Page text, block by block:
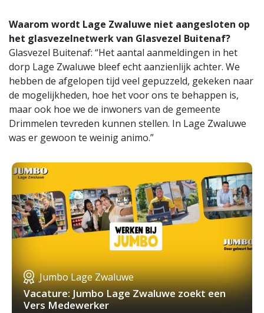
Waarom wordt Lage Zwaluwe niet aangesloten op
het glasvezelnetwerk van Glasvezel Buitenaf?
Glasvezel Buitenaf: “Het aantal aanmeldingen in het
dorp Lage Zwaluwe bleef echt aanzienlijk achter. We
hebben de afgelopen tijd veel gepuzzeld, gekeken naar
de mogelijkheden, hoe het voor ons te behappen is,
maar ook hoe we de inwoners van de gemeente
Drimmelen tevreden kunnen stellen. In Lage Zwaluwe
was er gewoon te weinig animo.”
Jumbo Lage Zwaluwe
Vacature: Jumbo Lage Zwaluwe zoekt een
Vers Medewerker